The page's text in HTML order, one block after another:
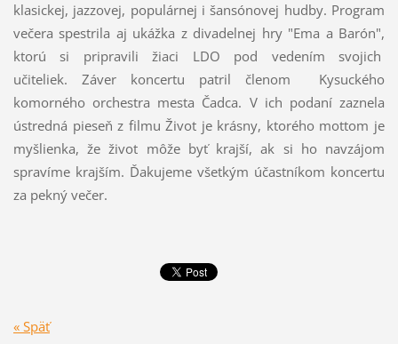
klasickej, jazzovej, populárnej i šansónovej hudby. Program
večera spestrila aj ukážka z divadelnej hry "Ema a Barón",
ktorú si pripravili žiaci LDO pod vedením svojich
učiteliek. Záver koncertu patril členom Kysuckého
komorného orchestra mesta Čadca. V ich podaní zaznela
ústredná pieseň z filmu Život je krásny, ktorého mottom je
myšlienka, že život môže byť krajší, ak si ho navzájom
spravíme krajším. Ďakujeme všetkým účastníkom koncertu
za pekný večer.
« Späť